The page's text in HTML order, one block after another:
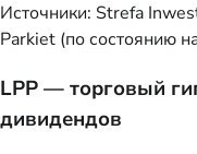
Источники: Strefa
Parkiet (по состоянию
LPP — торговый
дивидендов